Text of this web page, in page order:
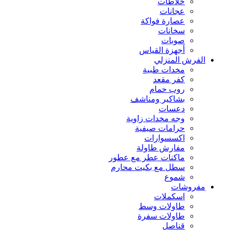
عجانات
عصارة فواكة
سخانات
صوبات
أجهزة القياس
الفرش المنزلي
مخدات طبية
كفر مقعد
روب حمام
بشاكير ومناشف
دعسات
وجه مخدات زاوية
حرامات صيفية
اكسسوارات
مفارش طاولة
ماكنات عطر مع عطور
سطل مع بكيت محارم
شموع
مفروشات
اسكملات
طاولات وسط
طاولات سفرة
قناصل